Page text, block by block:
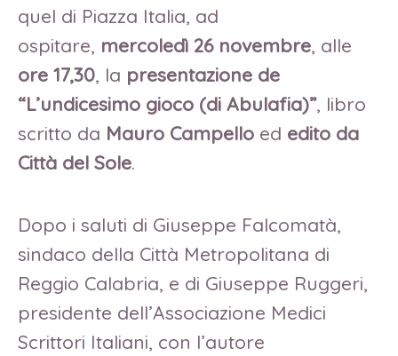
quel di Piazza Italia, ad
ospitare, mercoledì 26 novembre, alle
ore 17,30, la presentazione de
“L’undicesimo gioco (di Abulafia)”, libro
scritto da Mauro Campello ed edito da
Città del Sole.
Dopo i saluti di Giuseppe Falcomatà,
sindaco della Città Metropolitana di
Reggio Calabria, e di Giuseppe Ruggeri,
presidente dell’Associazione Medici
Scrittori Italiani, con l’autore